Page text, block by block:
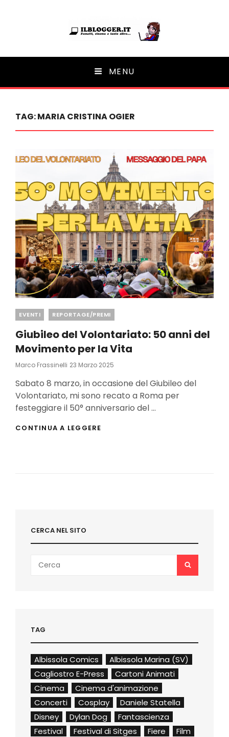
Ilblogger.it
Il portalino di blog | MENU
TAG:MARIA CRISTINA OGIER
Categories
EVENTI REPORTAGE/PREMI
Giubileo del Volontariato: 50 anni del
Movimento per la Vita
Marco Frassinelli Posted
23 Marzo 2025
Sabato 8 marzo, in occasione del Giubileo del
Volontariato, mi sono recato a Roma per
festeggiare il 50° anniversario del …
CONTINUA A LEGGERE
CERCA NEL SITO
for:
SEARCH
TAG
Albissola Comics
Albissola Marina (SV)
Cagliostro E-Press
Cartoni Animati
Cinema
Cinema d'animazione
Concerti
Cosplay
Daniele Statella
Disney
Dylan Dog
Fantascienza
Festival
Festival di Sitges Fiere
Film